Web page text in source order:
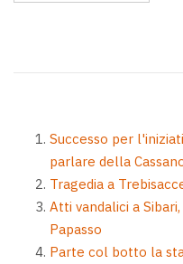
Successo per
parlare della
Tragedia a
Atti vandalici a
Papasso
Parte col botto la